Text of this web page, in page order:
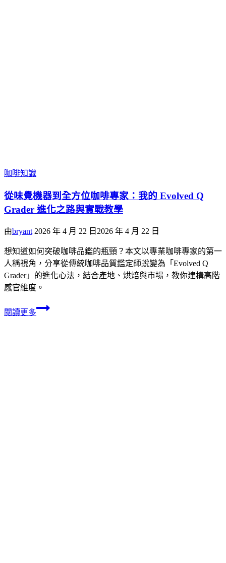
咖啡知識
從味覺機器到全方位咖啡專家：我的 Evolved Q
Grader 進化之路與實戰教學
由bryant 2026 年 4 月 22 日 2026 年 4 月 22 日
想知道如何突破咖啡品鑑的瓶頸？本文以專業咖啡專家的第一
人稱視角，分享從傳統咖啡品質鑑定師蛻變為「Evolved Q
Grader」的進化心法，結合產地、烘焙與市場，教你建構高階
感官維度。
閱讀更多